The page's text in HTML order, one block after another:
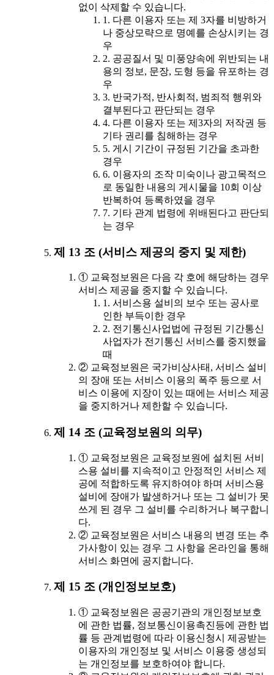
없이 삭제할 수 있습니다.
1. 다른 이용자 또는 제 3자를 비방하거
나 중상모략으로 명예를 손상시키는 경
우
2. 공공질서 및 미풍양속에 위반되는 내
용의 정보, 문장, 도형 등을 유포하는 경
우
3. 반국가적, 반사회적, 범죄적 행위와
결부된다고 판단되는 경우
4. 다른 이용자 또는 제3자의 저작권 등
기타 권리를 침해하는 경우
5. 게시 기간이 규정된 기간을 초과한
경우
6. 이용자의 조작 미숙이나 광고목적으
로 동일한 내용의 게시물을 10회 이상
반복하여 등록하였을 경우
7. 기타 관계 법령에 위배된다고 판단되
는 경우
제 13 조 (서비스 제공의 중지 및 제한)
① 교육정보원은 다음 각 호에 해당하는 경우
서비스 제공을 중지할 수 있습니다.
1. 서비스용 설비의 보수 또는 공사로
인한 부득이한 경우
2. 전기통신사업법에 규정된 기간통신
사업자가 전기통신 서비스를 중지했을
때
② 교육정보원은 국가비상사태, 서비스 설비
의 장애 또는 서비스 이용의 폭주 등으로 서
비스 이용에 지장이 있는 때에는 서비스 제공
을 중지하거나 제한할 수 있습니다.
제 14 조 (교육정보원의 의무)
① 교육정보원은 교육정보원에 설치된 서비
스용 설비를 지속적이고 안정적인 서비스 제
공에 적합하도록 유지하여야 하며 서비스용
설비에 장애가 발생하거나 또는 그 설비가 못
쓰게 된 경우 그 설비를 수리하거나 복구합니
다.
② 교육정보원은 서비스 내용의 변경 또는 추
가사항이 있는 경우 그 사항을 온라인을 통해
서비스 화면에 공지합니다.
제 15 조 (개인정보보호)
① 교육정보원은 공공기관의 개인정보보호
에 관한 법률, 정보통신이용촉진등에 관한 법
률 등 관계법령에 따라 이용신청시 제공받는
이용자의 개인정보 및 서비스 이용중 생성되
는 개인정보를 보호하여야 합니다.